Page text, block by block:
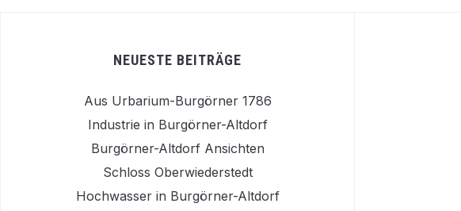
NEUESTE BEITRÄGE
Aus Urbarium-Burgörner 1786
Industrie in Burgörner-Altdorf
Burgörner-Altdorf Ansichten
Schloss Oberwiederstedt
Hochwasser in Burgörner-Altdorf